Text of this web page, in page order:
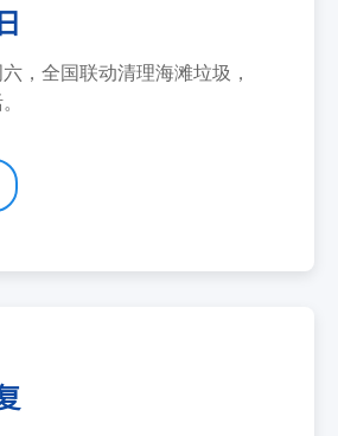
，全国联动清理海滩垃圾，